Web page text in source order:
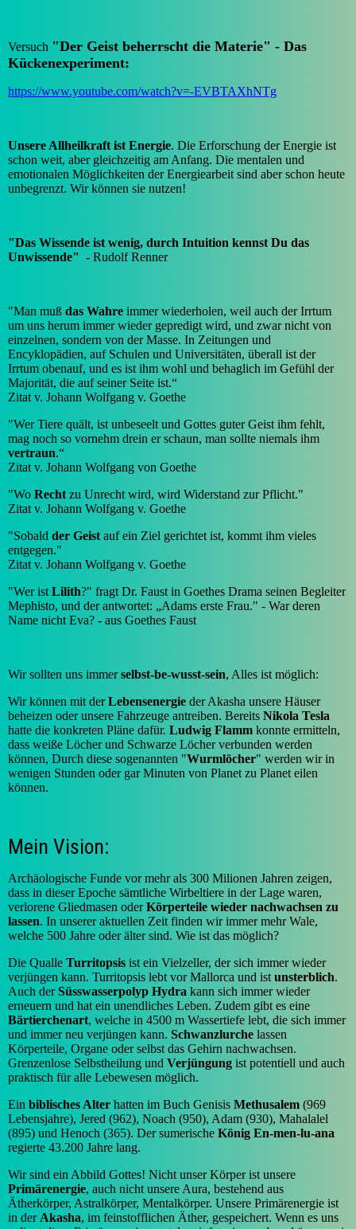
Versuch "Der Geist beherrscht die Materie" - Das
Kückenexperiment:
https://www.youtube.com/watch?v=-EVBTAXhNTg
Unsere Allheilkraft ist Energie. Die Erforschung der Energie ist
schon weit, aber gleichzeitig am Anfang. Die mentalen und
emotionalen Möglichkeiten der Energiearbeit sind aber schon heute
unbegrenzt. Wir können sie nutzen!
"Das Wissende ist wenig, durch Intuition kennst Du das
Unwissende" - Rudolf Renner
"Man muß das Wahre immer wiederholen, weil auch der Irrtum
um uns herum immer wieder gepredigt wird, und zwar nicht von
einzelnen, sondern von der Masse. In Zeitungen und
Encyklopädien, auf Schulen und Universitäten, überall ist der
Irrtum obenauf, und es ist ihm wohl und behaglich im Gefühl der
Majorität, die auf seiner Seite ist.“
Zitat v. Johann Wolfgang v. Goethe
"Wer Tiere quält, ist unbeseelt und Gottes guter Geist ihm fehlt,
mag noch so vornehm drein er schaun, man sollte niemals ihm
vertraun.“
Zitat v. Johann Wolfgang von Goethe
"Wo Recht zu Unrecht wird, wird Widerstand zur Pflicht."
Zitat v. Johann Wolfgang v. Goethe
"Sobald der Geist auf ein Ziel gerichtet ist, kommt ihm vieles
entgegen."
Zitat v. Johann Wolfgang v. Goethe
"Wer ist Lilith?" fragt Dr. Faust in Goethes Drama seinen Begleiter
Mephisto, und der antwortet: „Adams erste Frau." - War deren
Name nicht Eva? - aus Goethes Faust
Wir sollten uns immerselbst-be-wusst-sein, Alles ist möglich:
Wir können mit derLebensenergie der Akasha unsere Häuser
beheizen oder unsere Fahrzeuge antreiben. Bereits Nikola Tesla
hatte die konkreten Pläne dafür. Ludwig Flamm konnte ermitteln,
dass weiße Löcher und Schwarze Löcher verbunden werden
können, Durch diese sogenannten "Wurmlöcher" werden wir in
wenigen Stunden oder gar Minuten von Planet zu Planet eilen
können.
Mein Vision:
Archäologische Funde vor mehr als 300 Milionen Jahren zeigen,
dass in dieser Epoche sämtliche Wirbeltiere in der Lage waren,
verlorene Gliedmasen oderKörperteile wieder nachwachsen zu
lassen. In unserer aktuellen Zeit finden wir immer mehr Wale,
welche 500 Jahre oder älter sind. Wie ist das möglich?
Die Qualle Turritopsis ist ein Vielzeller, der sich immer wieder
verjüngen kann. Turritopsis lebt vor Mallorca und ist unsterblich.
Auch derSüsswasserpolyp Hydra kann sich immer wieder
erneuern und hat ein unendliches Leben. Zudem gibt es eine
Bärtierchenart, welche in 4500 m Wassertiefe lebt, die sich immer
und immer neu verjüngen kann. Schwanzlurche lassen
Körperteile, Organe oder selbst das Gehirn nachwachsen.
Grenzenlose Selbstheilung und Verjüngung ist potentiell und auch
praktisch für alle Lebewesen möglich.
Ein biblisches Alter hatten im Buch Genisis Methusalem (969
Lebensjahre), Jered (962), Noach (950), Adam (930), Mahalalel
(895) und Henoch (365). Der sumerische König En-men-lu-ana
regierte 43.200 Jahre lang.
Wir sind ein Abbild Gottes! Nicht unser Körper ist unsere
Primärenergie, auch nicht unsere Aura, bestehend aus
Ätherkörper, Astralkörper, Mentalkörper. Unsere Primärenergie ist
in der Akasha, im feinstofflichen Äther, gespeichert. Wenn es uns